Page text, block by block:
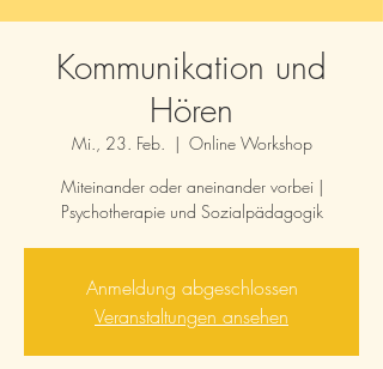
Kommunikation und
Hören
Mi., 23. Feb.
  |
Online Workshop
Miteinander oder aneinander vorbei |
Psychotherapie und Sozialpädagogik
Anmeldung abgeschlossen
Veranstaltungen ansehen